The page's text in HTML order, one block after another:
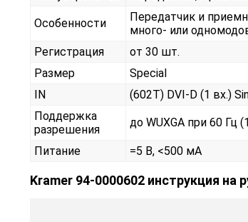
Особенности
Передатчик и
много- или
Регистрация
от 30 шт.
Размер
Special
IN
(602T) DVI-D (1 вх.)
Поддержка
разрешения
до WUXGA при 60 Гц
Питание =5 В, <500 мА
Kramer 94-0000602 инструкция на